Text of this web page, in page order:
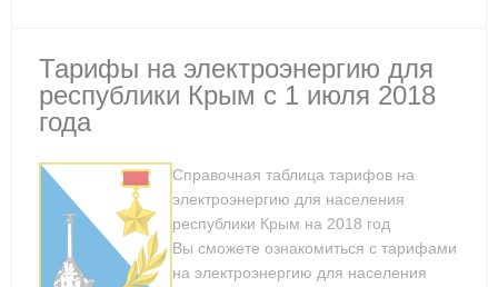
Тарифы на электроэнергию для
республики Крым с 1 июля 2018
года
Справочная таблица тарифов на
электроэнергию для населения
республики Крым на 2018 год
Вы сможете ознакомиться с тарифами
на электроэнергию для населения